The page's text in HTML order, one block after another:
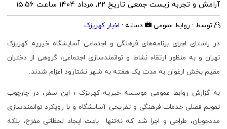
آرامش و تجربه زیست جمعیتاریخ ۲۲, مرداد ۱۴۰۴ ساعت ۱۵:۵۶
توسط : روابط عمومی دسته : اخبار کهریزک
در راستای اجرای برنامه‌های فرهنگی و اجتماعی آسایشگاه خیریه کهریزک
تهران و به منظور ارتقاء نشاط و توانمندسازی اجتماعی، گروهی از دختران
مقیم بخش ارغوان به مدت یک هفته به شهر نشتارود اعزام شدند.
به گزارش روابط عمومی موسسه خیریه کهریزک ؛ این سفر، در چارچوب
تقویم فصلی خدمات فرهنگی و تفریحی آسایشگاه و با رویکرد توانمندسازی
مددجویان، طراحی و اجرا شد که نه‌تنها باعث ایجاد لحظاتی مفرّح، بلکه